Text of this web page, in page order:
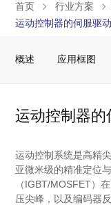
首页 行业方案
运动控制器的伺服驱
概述 应用框图
运动控制器的
运动控制系统是高精
亚微米级的精准定位
（IGBT/MOSFET）
压尖峰，以及编码器